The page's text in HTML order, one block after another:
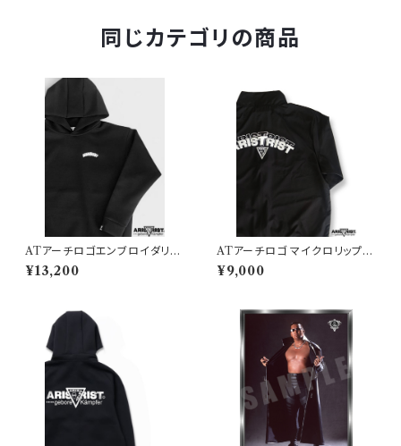
同じカテゴリの商品
ATアーチロゴエンブロイダリー
ダンボールニットパーカー
¥13,200
ATアーチロゴ マイクロリップス
トップ ライトジャケット
¥9,000